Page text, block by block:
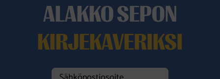
ALAKKO SEPON
KIRJEKAVERIKSI